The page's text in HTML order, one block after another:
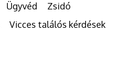
Ügyvéd
Zsidó
Vicces találós kérdések